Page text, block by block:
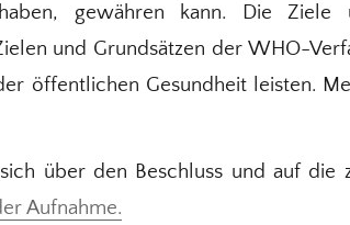
gewähren kann. Die
und Grundsätzen der WHO-
öffentlichen Gesundheit leisten.
über den Beschluss und auf die
Aufnahme.